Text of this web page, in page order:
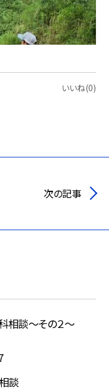
いいね(0)
次の記事
相談～その２～
談